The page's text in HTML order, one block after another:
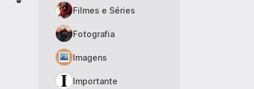
Filmes e Séries
Fotografia
Imagens
Importante